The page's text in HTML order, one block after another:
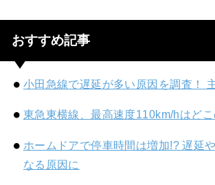
おすすめ記事
小田急線で遅延が多い原因を調査！
東急東横線、最高速度110km/hはどこ
ホームドアで停車時間は増加!? 遅延
なる原因に